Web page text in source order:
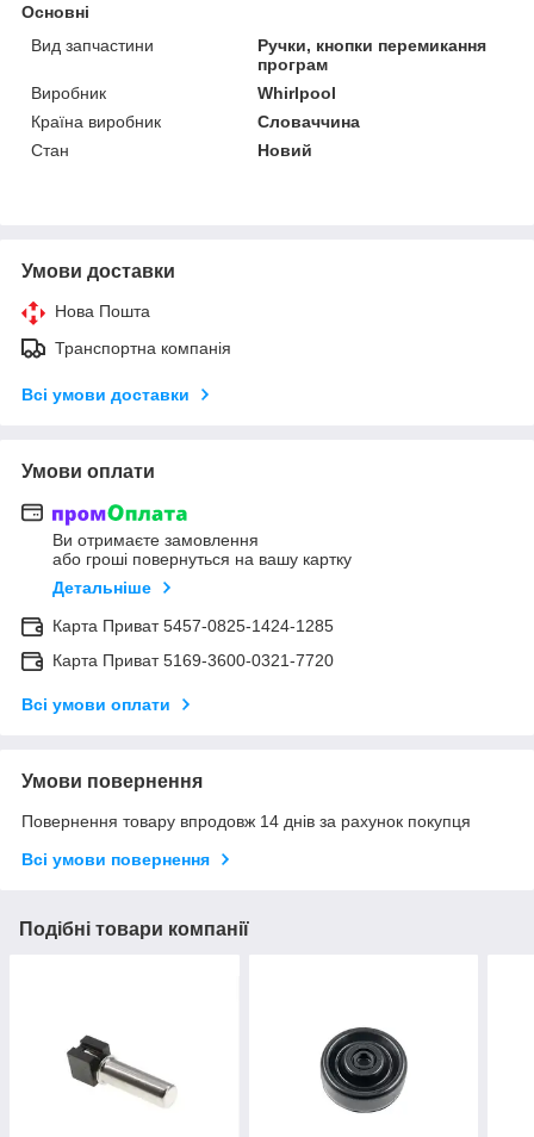
Основні
Вид запчастини
Ручки, кнопки перемикання
програм
Виробник
Whirlpool
Країна виробник
Словаччина
Стан
Новий
Умови доставки
Нова Пошта
Транспортна компанія
Всі умови доставки
Умови оплати
Ви отримаєте замовлення
або гроші повернуться на вашу картку
Детальніше
Карта Приват 5457-0825-1424-1285
Карта Приват 5169-3600-0321-7720
Всі умови оплати
Умови повернення
Повернення товару впродовж 14 днів за рахунок покупця
Всі умови повернення
Подібні товари компанії